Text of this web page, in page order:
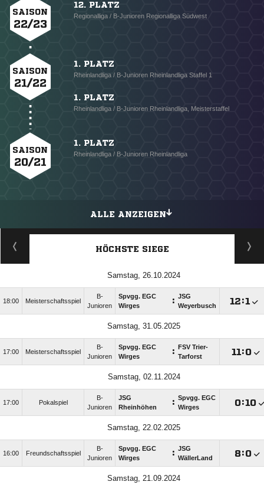
SAISON
22/23
12. PLATZ
Regionalliga / B-Junioren Regionalliga Südwest
SAISON
21/22
1. PLATZ
Rheinlandliga / B-Junioren Rheinlandliga Staffel 1
1. PLATZ
Rheinlandliga / B-Junioren Rheinlandliga, Meisterstaffel
SAISON
20/21
1. PLATZ
Rheinlandliga / B-Junioren Rheinlandliga
ALLE ANZEIGEN
HÖCHSTE SIEGE
Samstag, 26.10.2024
18:00 Meisterschaftsspiel
B-
Junioren
Spvgg. EGC
Wirges
: JSG
Weyerbusch
:
Samstag, 31.05.2025
17:00 Meisterschaftsspiel
B-
Junioren
Spvgg. EGC
Wirges
:
FSV Trier-
Tarforst
:
Samstag, 02.11.2024
17:00 Pokalspiel
B-
Junioren
JSG
Rheinhöhen
: Spvgg. EGC
Wirges
:
Samstag, 22.02.2025
16:00 Freundschaftsspiel
B-
Junioren
Spvgg. EGC
Wirges
: JSG
WällerLand
:
Samstag, 21.09.2024